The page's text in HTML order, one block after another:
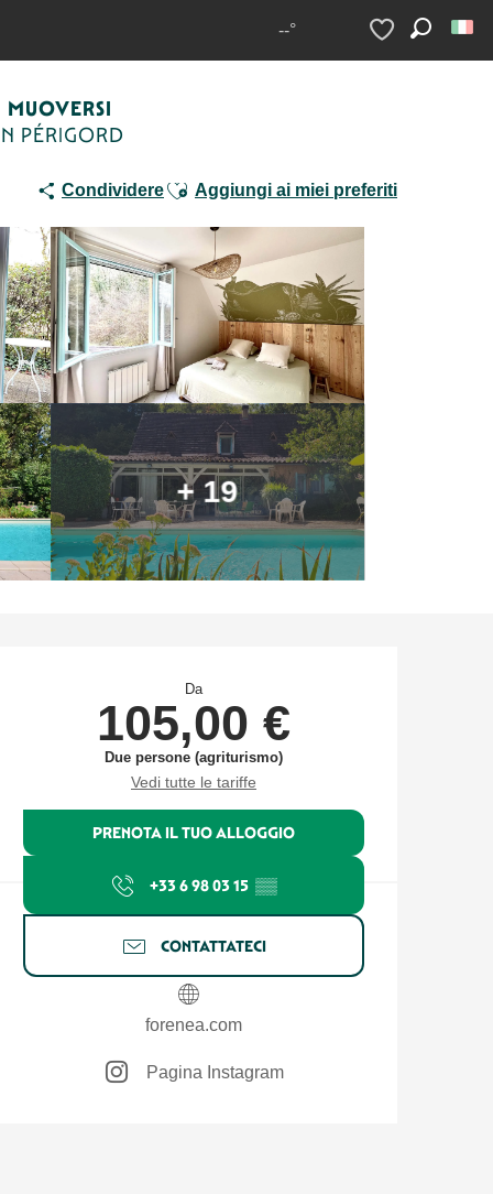
--°
Voir les favoris
MUOVERSI
PÉRIGORD
CondividereAjouter aux favoris
Aggiungi ai miei preferiti
+ 19
Orari e contatti
Da
105,00 €
Due persone (agriturismo)
Vedi tutte le tariffe
PRENOTA IL TUO ALLOGGIO
+33 6 98 03 15 ▒▒
CONTATTATECI
forenea.com
Pagina Instagram